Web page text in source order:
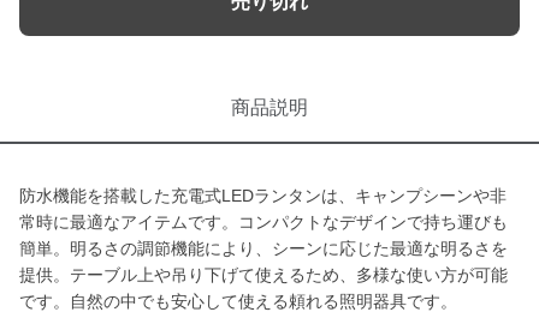
商品説明
防水機能を搭載した充電式LEDランタンは、キャンプシーンや非
常時に最適なアイテムです。コンパクトなデザインで持ち運びも
簡単。明るさの調節機能により、シーンに応じた最適な明るさを
提供。テーブル上や吊り下げて使えるため、多様な使い方が可能
です。自然の中でも安心して使える頼れる照明器具です。